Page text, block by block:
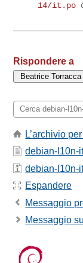
14/it.po
Rispondere a
L’archivio
debian-l10n-
debian-l10n-
Espandere
Messaggio
Messaggio